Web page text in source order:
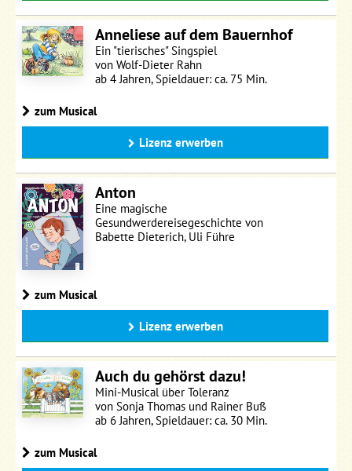
Anneliese auf dem Bauernhof
Ein "tierisches" Singspiel
von Wolf-Dieter Rahn
ab 4 Jahren, Spieldauer: ca. 75 Min.
zum Musical
Lizenz erwerben
Anton
Eine magische
Gesundwerdereisegeschichte von
Babette Dieterich, Uli Führe
zum Musical
Lizenz erwerben
Auch du gehörst dazu!
Mini-Musical über Toleranz
von Sonja Thomas und Rainer Buß
ab 6 Jahren, Spieldauer: ca. 30 Min.
zum Musical